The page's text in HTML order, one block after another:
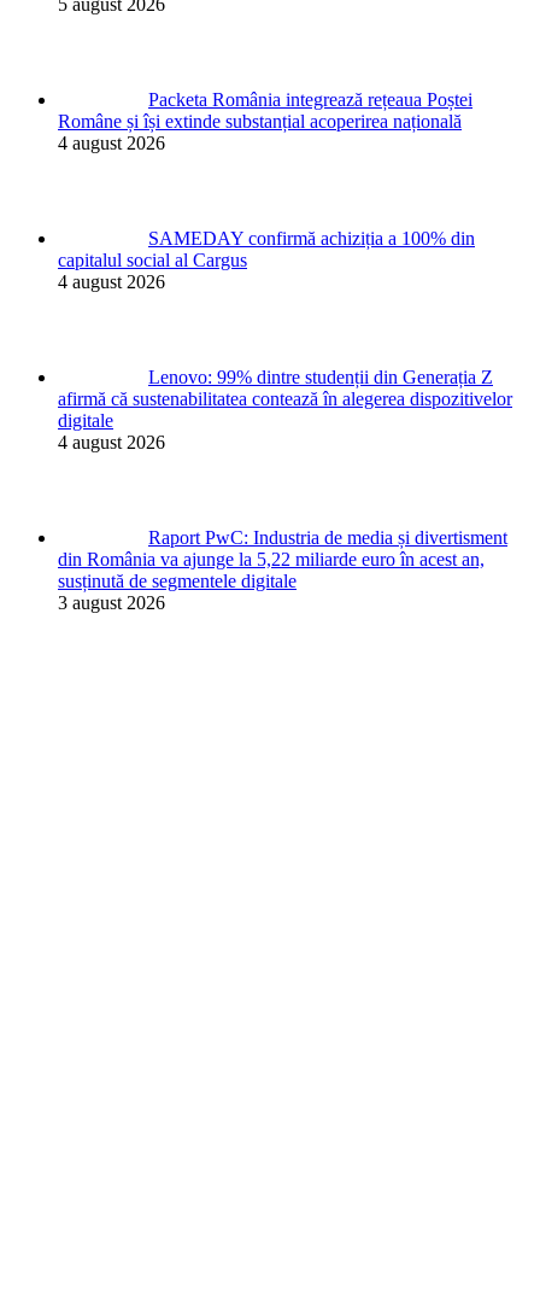
Packeta România integrează rețeaua Poștei
Române și își extinde substanțial acoperirea națională
4 august 2026
SAMEDAY confirmă achiziția a 100% din
capitalul social al Cargus
4 august 2026
Lenovo: 99% dintre studenții din Generația Z
afirmă că sustenabilitatea contează în alegerea dispozitivelor
digitale
4 august 2026
Raport PwC: Industria de media și divertisment
din România va ajunge la 5,22 miliarde euro în acest an,
susținută de segmentele digitale
3 august 2026